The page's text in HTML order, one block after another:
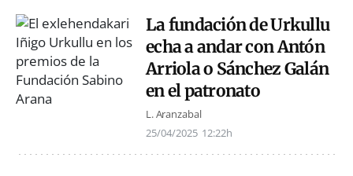
La fundación de Urkullu
echa a andar con Antón
Arriola o Sánchez Galán
en el patronato
L. Aranzabal
25/04/2025 12:22h